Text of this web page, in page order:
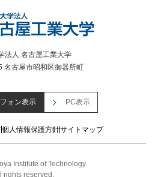
法人 名古屋工業大学
名古屋市昭和区御器所町
ォン表示 PC表示
個人情報保護方針サイトマップ
Institute of Technology.
rights reserved.